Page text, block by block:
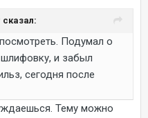
сказал:
Подумал о
и забыл
сегодня после
Тему можно